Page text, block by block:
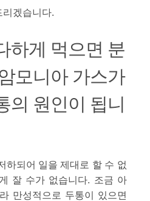
리겠습니다.
하게 먹으면 분
모니아 가스가
의 원인이 됩니
하되어 일을 제대로 할 수 없
잘 수가 없습니다. 조금 아
만성적으로 두통이 있으면